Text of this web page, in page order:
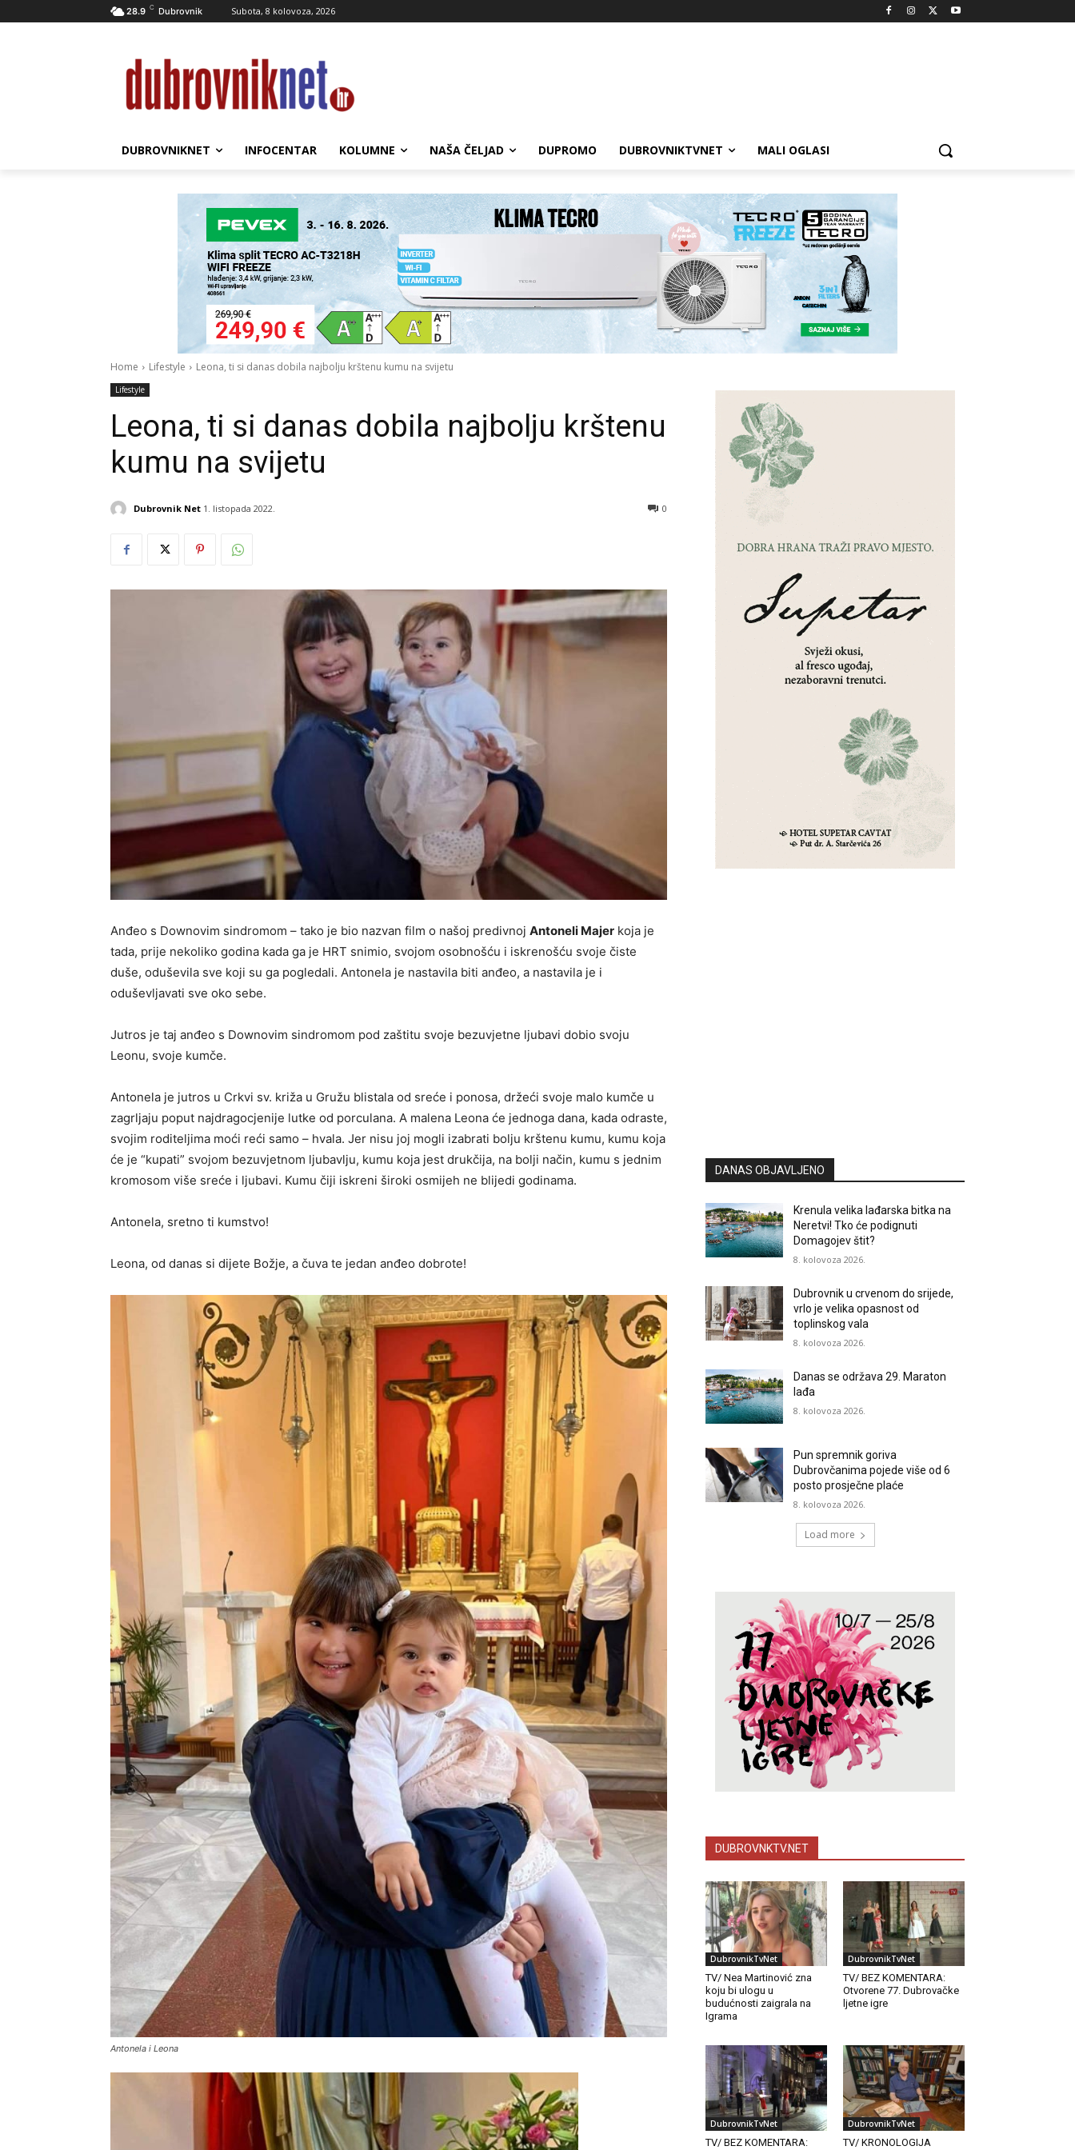
28.9 C Dubrovnik Subota, 8 kolovoza, 2026
DUBROVNIKNET INFOCENTAR KOLUMNE NAŠA ČELJAD DUPROMO DUBROVNIKTVNET MALI OGLASI
Home Lifestyle Leona, ti si danas dobila najbolju krštenu kumu na svijetu
Lifestyle
Leona, ti si danas dobila najbolju krštenu
kumu na svijetu
Dubrovnik Net 1. listopada 2022. 0
Anđeo s Downovim sindromom – tako je bio nazvan film o našoj predivnoj Antoneli Majer koja je
tada, prije nekoliko godina kada ga je HRT snimio, svojom osobnošću i iskrenošću svoje čiste
duše, oduševila sve koji su ga pogledali. Antonela je nastavila biti anđeo, a nastavila je i
oduševljavati sve oko sebe.
Jutros je taj anđeo s Downovim sindromom pod zaštitu svoje bezuvjetne ljubavi dobio svoju
Leonu, svoje kumče.
Antonela je jutros u Crkvi sv. križa u Gružu blistala od sreće i ponosa, držeći svoje malo kumče u
zagrljaju poput najdragocjenije lutke od porculana. A malena Leona će jednoga dana, kada odraste,
svojim roditeljima moći reći samo – hvala. Jer nisu joj mogli izabrati bolju krštenu kumu, kumu koja
će je “kupati” svojom bezuvjetnom ljubavlju, kumu koja jest drukčija, na bolji način, kumu s jednim
kromosom više sreće i ljubavi. Kumu čiji iskreni široki osmijeh ne blijedi godinama.
Antonela, sretno ti kumstvo!
Leona, od danas si dijete Božje, a čuva te jedan anđeo dobrote!
Antonela i Leona
DANAS OBJAVLJENO
Krenula velika lađarska bitka na
Neretvi! Tko će podignuti
Domagojev štit?
8. kolovoza 2026.
Dubrovnik u crvenom do srijede,
vrlo je velika opasnost od
toplinskog vala
8. kolovoza 2026.
Danas se održava 29. Maraton
lađa
8. kolovoza 2026.
Pun spremnik goriva
Dubrovčanima pojede više od 6
posto prosječne plaće
8. kolovoza 2026.
Load more
DUBROVNKTV.NET
DubrovnikTvNet
TV/ Nea Martinović zna
koju bi ulogu u
budućnosti zaigrala na
Igrama
DubrovnikTvNet
TV/ BEZ KOMENTARA:
Otvorene 77. Dubrovačke
ljetne igre
DubrovnikTvNet
TV/ BEZ KOMENTARA:
DubrovnikTvNet
TV/ KRONOLOGIJA